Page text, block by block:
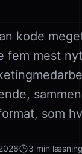
kode
fem mest
som
3 min læsning